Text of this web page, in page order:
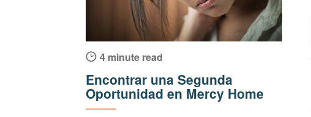
4 minute read
Encontrar una Segunda
Oportunidad en Mercy Home